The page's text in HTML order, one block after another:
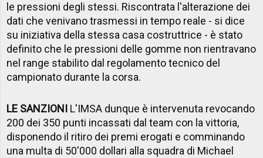
le pressioni degli stessi. Riscontrata l'alterazione dei
dati che venivano trasmessi in tempo reale - si dice
su iniziativa della stessa casa costruttrice - è stato
definito che le pressioni delle gomme non rientravano
nel range stabilito dal regolamento tecnico del
campionato durante la corsa.
LE SANZIONI L'IMSA dunque è intervenuta revocando
200 dei 350 punti incassati dal team con la vittoria,
disponendo il ritiro dei premi erogati e comminando
una multa di 50'000 dollari alla squadra di Michael